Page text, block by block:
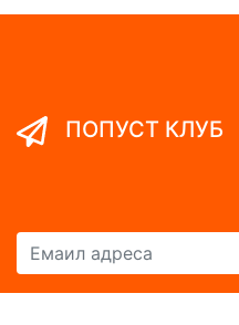
ПОПУСТ КЛУБ
Емаил адреса